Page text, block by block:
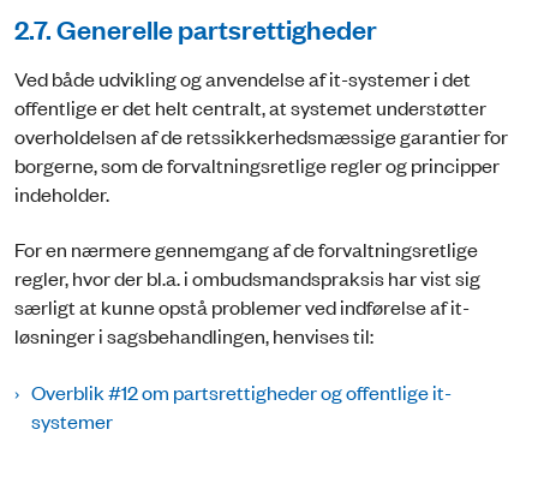
2.7. Generelle partsrettigheder
Ved både udvikling og anvendelse af it-systemer i det
offentlige er det helt centralt, at systemet understøtter
overholdelsen af de retssikkerhedsmæssige garantier for
borgerne, som de forvaltningsretlige regler og principper
indeholder.
For en nærmere gennemgang af de forvaltningsretlige
regler, hvor der bl.a. i ombudsmandspraksis har vist sig
særligt at kunne opstå problemer ved indførelse af it-
løsninger i sagsbehandlingen, henvises til:
Overblik #12 om partsrettigheder og offentlige it-
systemer